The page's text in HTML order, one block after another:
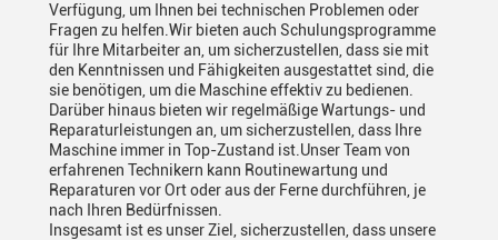
Verfügung, um Ihnen bei technischen Problemen oder
Fragen zu helfen.Wir bieten auch Schulungsprogramme
für Ihre Mitarbeiter an, um sicherzustellen, dass sie mit
den Kenntnissen und Fähigkeiten ausgestattet sind, die
sie benötigen, um die Maschine effektiv zu bedienen.
Darüber hinaus bieten wir regelmäßige Wartungs- und
Reparaturleistungen an, um sicherzustellen, dass Ihre
Maschine immer in Top-Zustand ist.Unser Team von
erfahrenen Technikern kann Routinewartung und
Reparaturen vor Ort oder aus der Ferne durchführen, je
nach Ihren Bedürfnissen.
Insgesamt ist es unser Ziel, sicherzustellen, dass unsere